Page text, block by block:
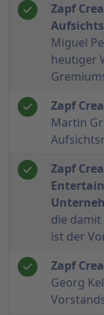
Zapf
Miguel
heutiger
Zapf
Martin
Zapf
die
ist der
Zapf
Georg